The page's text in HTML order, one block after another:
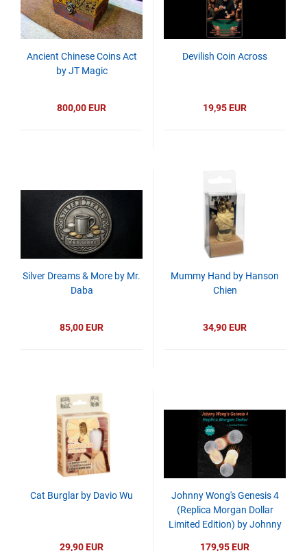
Ancient Chinese Coins Act
by JT Magic
800,00 EUR
Devilish Coin Across
19,95 EUR
Silver Dreams & More by Mr.
Daba
85,00 EUR
Mummy Hand by Hanson
Chien
34,90 EUR
Cat Burglar by Davio Wu
29,90 EUR
Johnny Wong's Genesis 4
(Replica Morgan Dollar
Limited Edition) by Johnny
179,95 EUR